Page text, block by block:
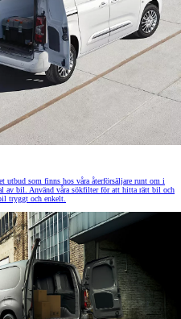
utbud som finns hos våra återförsäljare runt om i
av bil. Använd våra sökfilter för att hitta rätt bil och
tryggt och enkelt.